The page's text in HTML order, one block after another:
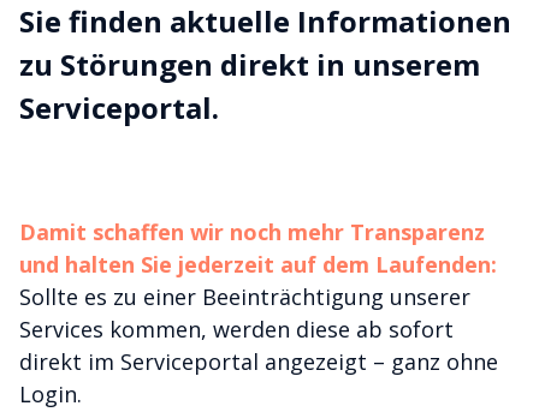
Sie finden aktuelle Informationen
zu Störungen direkt in unserem
Serviceportal.
Damit schaffen wir noch mehr Transparenz
und halten Sie jederzeit auf dem Laufenden:
Sollte es zu einer Beeinträchtigung unserer
Services kommen, werden diese ab sofort
direkt im Serviceportal angezeigt – ganz ohne
Login.